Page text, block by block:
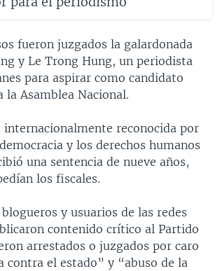
fueron juzgados la galardonada
y Le Trong Hung, un periodista
para aspirar como candidato
la Asamblea Nacional.
internacionalmente reconocida por
y los derechos humanos
una sentencia de nueve años,
los fiscales.
y usuarios de las redes
contenido crítico al Partido
arrestados o juzgados por caro
contra el estado” y “abuso de la